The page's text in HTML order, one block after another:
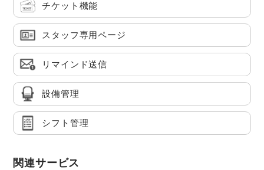
チケット機能
スタッフ専用ページ
リマインド送信
設備管理
シフト管理
関連サービス